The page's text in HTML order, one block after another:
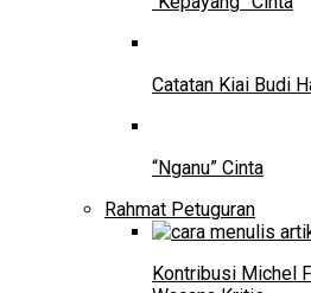
Catatan Kiai Budi
“Nganu” Cinta
Rahmat Petuguran
Kontribusi Michel